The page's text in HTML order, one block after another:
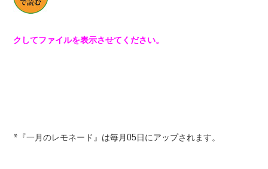
クしてファイルを表示させてください。
*『一月のレモネード』は毎月05日にアップされます。